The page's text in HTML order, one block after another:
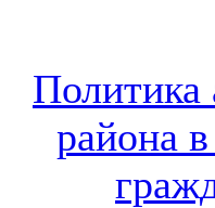
Политика
района